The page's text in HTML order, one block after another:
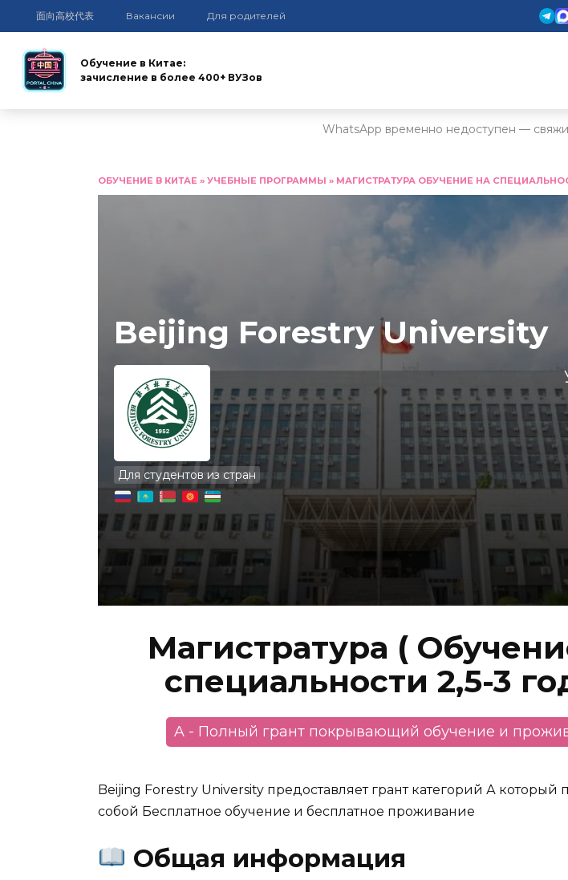
面向高校代表 Вакансии Для родителей
Обучение в Китае:
зачисление в более 400+ ВУЗов
WhatsApp временно недоступен —
ОБУЧЕНИЕ В КИТАЕ » УЧЕБНЫЕ ПРОГРАММЫ » МАГИСТРАТУРА ОБУЧЕНИЕ НА
Beijing Forestry University
Для студентов из стран
Магистратура (
специальности 2,5-3
A - Полный грант покрывающий обучение и
Beijing Forestry University предоставляет грант категорий А который
собой Бесплатное обучение и бесплатное проживание
Общая информация